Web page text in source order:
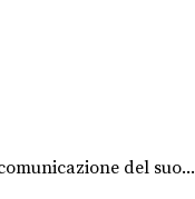
del suo...